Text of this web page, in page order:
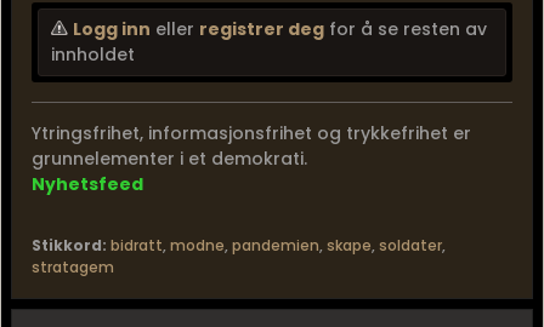
Logg inn eller registrer deg for å se resten av
innholdet
Ytringsfrihet, informasjonsfrihet og trykkefrihet er
grunnelementer i et demokrati.
Nyhetsfeed
Stikkord: bidratt, modne, pandemien, skape, soldater,
stratagem